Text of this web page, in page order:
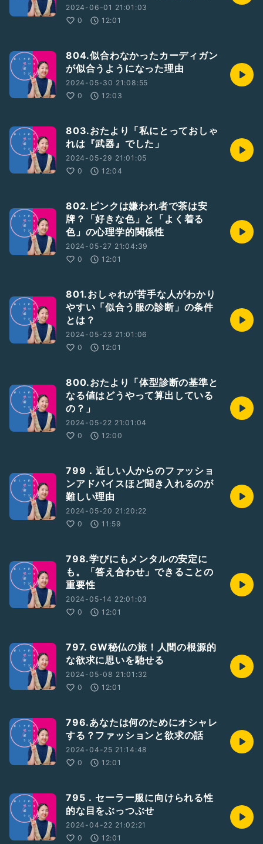
2024-06-01 21:01:03
0
12:01
804.似合わなかったカーディガン
が似合うようになった理由
2024-05-30 21:08:55
0
12:03
803.おたより「私にとっておしゃ
れは『武器』でした」
2024-05-29 21:01:05
0
12:04
802.ピンクは嫌われ者で茶は安
牌？「好きな色」と「よく着る
色」の心理学的関係性
2024-05-27 21:04:39
0
12:01
801.おしゃれが苦手な人がわかり
やすい「似合う服の診断」の条件
とは？
2024-05-23 21:01:06
0
12:01
800.おたより「体型診断の基準と
なる値はどうやって算出している
の？」
2024-05-22 21:01:04
0
12:00
799．近しい人からのファッショ
ンアドバイスほど聞き入れるのが
難しい理由
2024-05-20 21:20:22
0
11:59
798.学びにもメンタルの安定に
も。「答え合わせ」できることの
重要性
2024-05-14 22:01:03
0
12:01
797. GW秘仏の旅！人間の根源的
な欲求に思いを馳せる
2024-05-08 21:01:32
0
12:01
796.あなたは何のためにオシャレ
する？ファッションと欲求の話
2024-04-25 21:14:48
0
12:01
795．セーラー服に向けられる性
的な目をぶっつぶせ
2024-04-22 21:02:21
0
12:01